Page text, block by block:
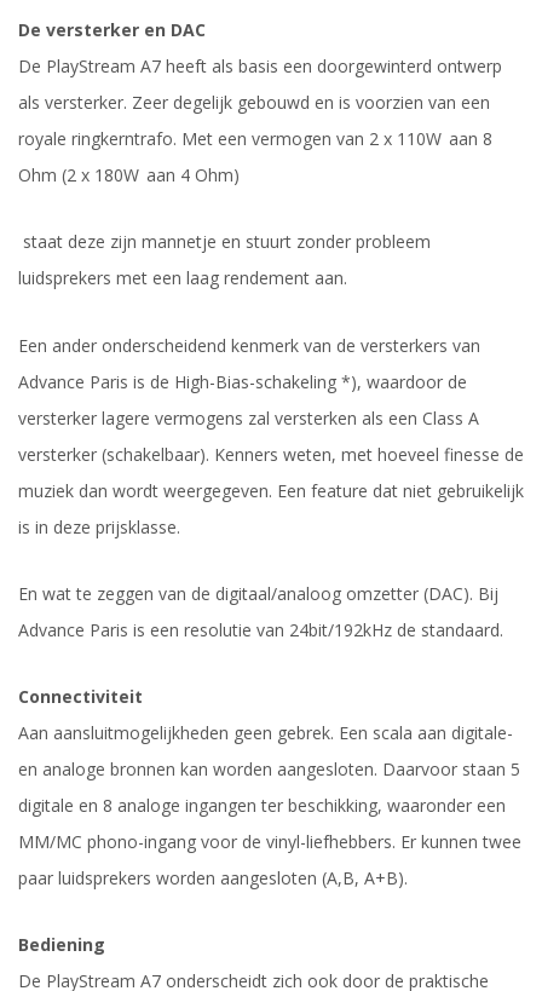
De versterker en DAC
De PlayStream A7 heeft als basis een doorgewinterd ontwerp
als versterker. Zeer degelijk gebouwd en is voorzien van een
royale ringkerntrafo. Met een vermogen van 2 x 110W aan 8
Ohm (2 x 180W aan 4 Ohm)
staat deze zijn mannetje en stuurt zonder probleem
luidsprekers met een laag rendement aan.
Een ander onderscheidend kenmerk van de versterkers van
Advance Paris is de High-Bias-schakeling *), waardoor de
versterker lagere vermogens zal versterken als een Class A
versterker (schakelbaar). Kenners weten, met hoeveel finesse de
muziek dan wordt weergegeven. Een feature dat niet gebruikelijk
is in deze prijsklasse.
En wat te zeggen van de digitaal/analoog omzetter (DAC). Bij
Advance Paris is een resolutie van 24bit/192kHz de standaard.
Connectiviteit
Aan aansluitmogelijkheden geen gebrek. Een scala aan digitale-
en analoge bronnen kan worden aangesloten. Daarvoor staan 5
digitale en 8 analoge ingangen ter beschikking, waaronder een
MM/MC phono-ingang voor de vinyl-liefhebbers. Er kunnen twee
paar luidsprekers worden aangesloten (A,B, A+B).
Bediening
De PlayStream A7 onderscheidt zich ook door de praktische